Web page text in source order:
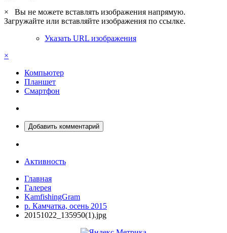
×
Вы не можете вставлять изображения напрямую.
Загружайте или вставляйте изображения по ссылке.
Указать URL изображения
×
Компьютер
Планшет
Смартфон
Добавить комментарий
Активность
Главная
Галерея
KamfishingGram
р. Камчатка, осень 2015
20151022_135950(1).jpg